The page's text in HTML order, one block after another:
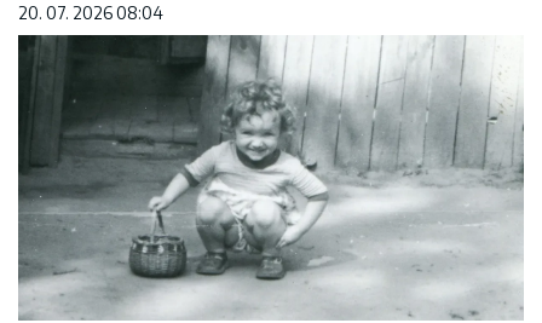
20. 07. 2026 08:04